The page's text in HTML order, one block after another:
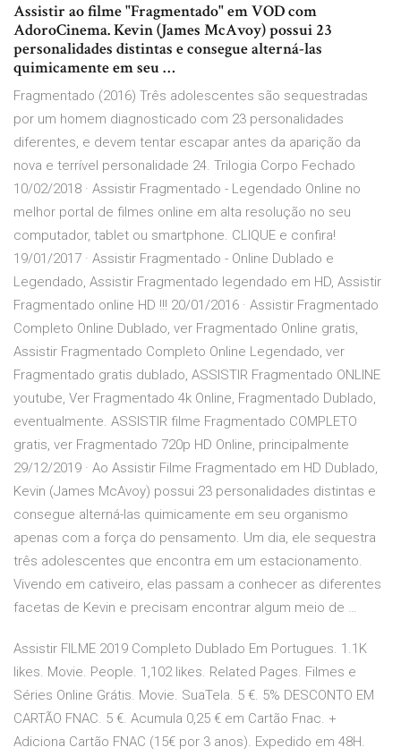
Assistir ao filme "Fragmentado" em VOD com
AdoroCinema. Kevin (James McAvoy) possui 23
personalidades distintas e consegue alterná-las
quimicamente em seu …
Fragmentado (2016) Três adolescentes são sequestradas
por um homem diagnosticado com 23 personalidades
diferentes, e devem tentar escapar antes da aparição da
nova e terrível personalidade 24. Trilogia Corpo Fechado
10/02/2018 · Assistir Fragmentado - Legendado Online no
melhor portal de filmes online em alta resolução no seu
computador, tablet ou smartphone. CLIQUE e confira!
19/01/2017 · Assistir Fragmentado - Online Dublado e
Legendado, Assistir Fragmentado legendado em HD, Assistir
Fragmentado online HD !!! 20/01/2016 · Assistir Fragmentado
Completo Online Dublado, ver Fragmentado Online gratis,
Assistir Fragmentado Completo Online Legendado, ver
Fragmentado gratis dublado, ASSISTIR Fragmentado ONLINE
youtube, Ver Fragmentado 4k Online, Fragmentado Dublado,
eventualmente. ASSISTIR filme Fragmentado COMPLETO
gratis, ver Fragmentado 720p HD Online, principalmente
29/12/2019 · Ao Assistir Filme Fragmentado em HD Dublado,
Kevin (James McAvoy) possui 23 personalidades distintas e
consegue alterná-las quimicamente em seu organismo
apenas com a força do pensamento. Um dia, ele sequestra
três adolescentes que encontra em um estacionamento.
Vivendo em cativeiro, elas passam a conhecer as diferentes
facetas de Kevin e precisam encontrar algum meio de …
Assistir FILME 2019 Completo Dublado Em Portugues. 1.1K
likes. Movie. People. 1,102 likes. Related Pages. Filmes e
Séries Online Grátis. Movie. SuaTela. 5 €. 5% DESCONTO EM
CARTÃO FNAC. 5 €. Acumula 0,25 € em Cartão Fnac. +
Adiciona Cartão FNAC (15€ por 3 anos). Expedido em 48H.